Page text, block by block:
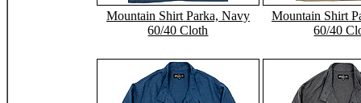
Mountain Shirt Parka, Navy
60/40 Cloth
Mountain Shirt
60/40